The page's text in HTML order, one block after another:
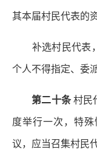
其本届村民代表的
补选村民代表，
个人不得指定、委
第二十条村民
度举行一次，特
议，应当召集村民